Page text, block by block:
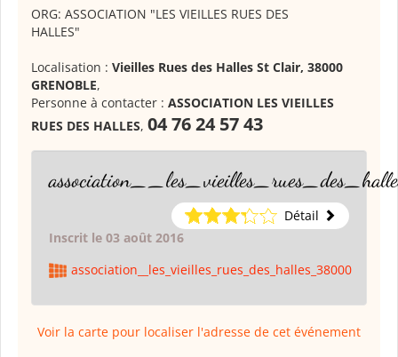
ORG: ASSOCIATION "LES VIEILLES RUES DES
HALLES"
Localisation : Vieilles Rues des Halles St Clair, 38000
GRENOBLE,
Personne à contacter : ASSOCIATION LES VIEILLES
RUES DES HALLES, 04 76 24 57 43
Détail
Inscrit le 03 août 2016
association__les_vieilles_rues_des_halles_38000
Voir la carte pour localiser l'adresse de cet événement